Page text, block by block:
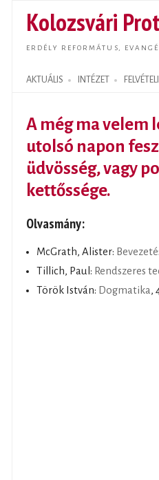
Kolozsvári
ERDÉLY REFORMÁTUS,
AKTUÁLIS INTÉZET FELVÉTELI
Search form
A még ma velem
utolsó napon
üdvösség, vagy
kettőssége.
Olvasmány:
McGrath, Alister:
Tillich, Paul: Rendszeres
Török István: Dogmatika,